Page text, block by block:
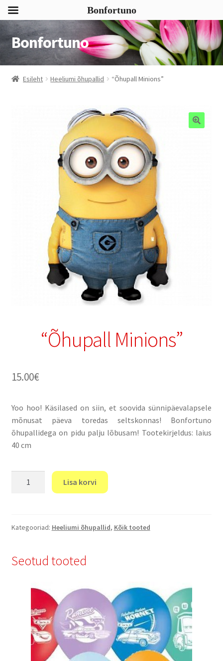
Liigu
navigeerimisele
Liigu
sisu
juurde
Bonfortuno
Esileht Heeliumi õhupallid “Õhupall Minions”
“Õhupall Minions”
15.00€
Yoo hoo! Käsilased on siin, et soovida sünnipäevalapsele
mõnusat päeva toredas seltskonnas! Bonfortuno
õhupallidega on pidu palju lõbusam! Tootekirjeldus: laius
40 cm
Lisa korvi
Kategooriad: Heeliumi õhupallid, Kõik tooted
Seotud tooted
Bonfortuno